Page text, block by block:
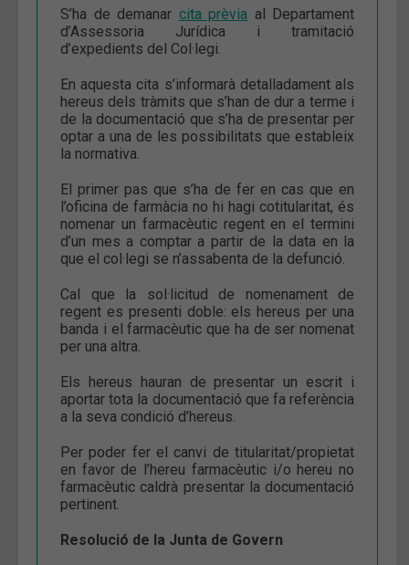
S’ha de demanar cita prèvia al Departament
d’Assessoria Jurídica i tramitació
d’expedients del Col·legi.
En aquesta cita s’informarà detalladament als
hereus dels tràmits que s’han de dur a terme i
de la documentació que s’ha de presentar per
optar a una de les possibilitats que estableix
la normativa.
El primer pas que s’ha de fer en cas que en
l’oficina de farmàcia no hi hagi cotitularitat, és
nomenar un farmacèutic regent en el termini
d’un mes a comptar a partir de la data en la
que el col·legi se n’assabenta de la defunció.
Cal que la sol·licitud de nomenament de
regent es presenti doble: els hereus per una
banda i el farmacèutic que ha de ser nomenat
per una altra.
Els hereus hauran de presentar un escrit i
aportar tota la documentació que fa referència
a la seva condició d’hereus.
Per poder fer el canvi de titularitat/propietat
en favor de l’hereu farmacèutic i/o hereu no
farmacèutic caldrà presentar la documentació
pertinent.
Resolució de la Junta de Govern